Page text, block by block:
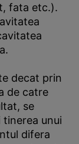
fata etc.).
decat prin
de catre
se
unui
difera